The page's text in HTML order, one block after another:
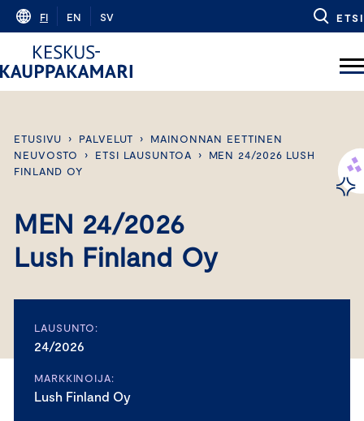
Skip
content
FI EN SV ETSI
ETUSIVU › PALVELUT ›
MAINONNAN EETTINEN
NEUVOSTO
› ETSI LAUSUNTOA ›
MEN 24/2026 LUSH
FINLAND OY
MEN 24/2026
Lush Finland Oy
LAUSUNTO:
24/2026
MARKKINOIJA:
Lush Finland Oy